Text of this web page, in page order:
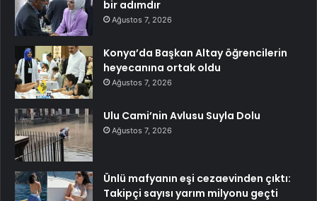
bir adımdır
Ağustos 7, 2026
Konya’da Başkan Altay öğrencilerin
heyecanına ortak oldu
Ağustos 7, 2026
Ulu Cami’nin Avlusu Suyla Dolu
Ağustos 7, 2026
Ünlü mafyanın eşi cezaevinden çıktı:
Takipçi sayısı yarım milyonu geçti